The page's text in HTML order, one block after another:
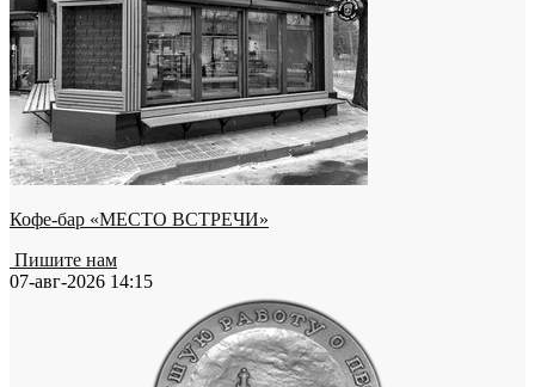
Кофе-бар «МЕСТО ВСТРЕЧИ»
Пишите нам
07-авг-2026 14:15